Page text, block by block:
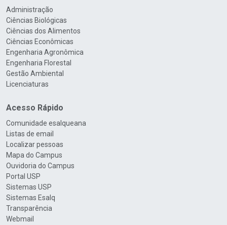
Administração
Ciências Biológicas
Ciências dos Alimentos
Ciências Econômicas
Engenharia Agronômica
Engenharia Florestal
Gestão Ambiental
Licenciaturas
Acesso Rápido
Comunidade esalqueana
Listas de email
Localizar pessoas
Mapa do Campus
Ouvidoria do Campus
Portal USP
Sistemas USP
Sistemas Esalq
Transparência
Webmail